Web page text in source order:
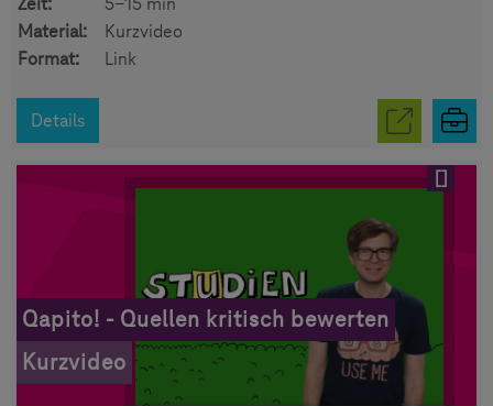
Material:
Kurzvideo
Format:
Link
Details
Qapito! - Quellen kritisch bewerten
Kurzvideo